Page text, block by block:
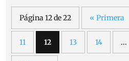
Página 12 de 22 « Primera
11 12 13 14 ...